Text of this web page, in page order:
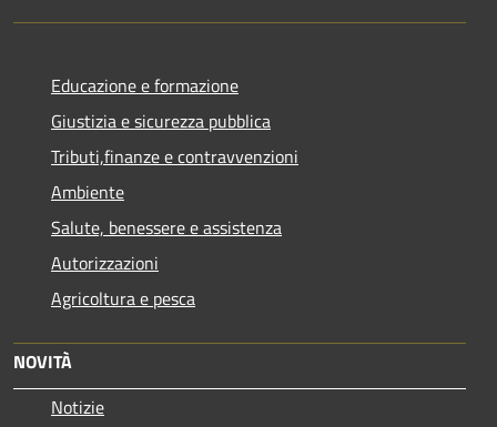
Educazione e formazione
Giustizia e sicurezza pubblica
Tributi,finanze e contravvenzioni
Ambiente
Salute, benessere e assistenza
Autorizzazioni
Agricoltura e pesca
NOVITÀ
Notizie